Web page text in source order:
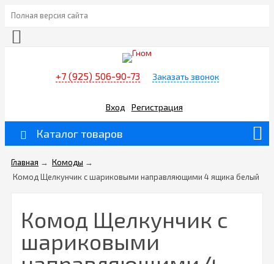
Полная версия сайта
+7 (925) 506-90-73 Заказать звонок
Вход Регистрация
Каталог товаров
Главная → Комоды →
Комод Щелкунчик с шариковыми направляющими 4 ящика белый
Комод Щелкунчик с
шариковыми